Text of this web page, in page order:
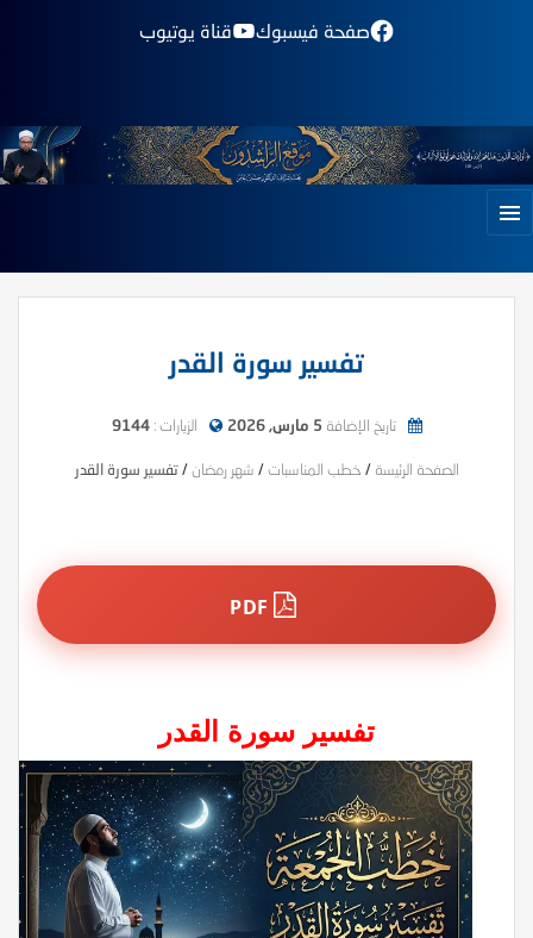
صفحة فيسبوك قناة يوتيوب
تفسير سورة القدر
تاريخ الإضافة 5 مارس, 2026 الزيارات :9144
الصفحة الرئيسة / خطب المناسبات / شهر رمضان / تفسير سورة القدر
تفسير سورة القدر